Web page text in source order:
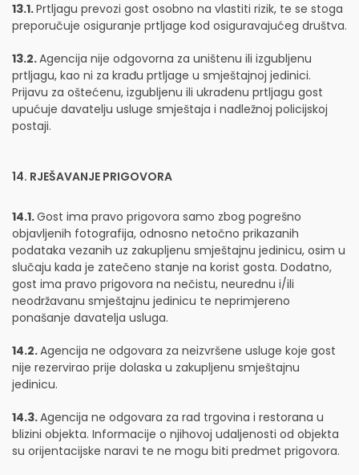
13.1.Prtljagu prevozi gost osobno na vlastiti rizik, te se stoga
preporučuje osiguranje prtljage kod osiguravajućeg društva.
13.2.Agencija nije odgovorna za uništenu ili izgubljenu
prtljagu, kao ni za krađu prtljage u smještajnoj jedinici.
Prijavu za oštećenu, izgubljenu ili ukradenu prtljagu gost
upućuje davatelju usluge smještaja i nadležnoj policijskoj
postaji.
14. RJEŠAVANJE PRIGOVORA
14.1.Gost ima pravo prigovora samo zbog pogrešno
objavljenih fotografija, odnosno netočno prikazanih
podataka vezanih uz zakupljenu smještajnu jedinicu, osim u
slučaju kada je zatečeno stanje na korist gosta. Dodatno,
gost ima pravo prigovora na nečistu, neurednu i/ili
neodržavanu smještajnu jedinicu te neprimjereno
ponašanje davatelja usluga.
14.2.Agencija ne odgovara za neizvršene usluge koje gost
nije rezervirao prije dolaska u zakupljenu smještajnu
jedinicu.
14.3.Agencija ne odgovara za rad trgovina i restorana u
blizini objekta. Informacije o njihovoj udaljenosti od objekta
su orijentacijske naravi te ne mogu biti predmet prigovora.